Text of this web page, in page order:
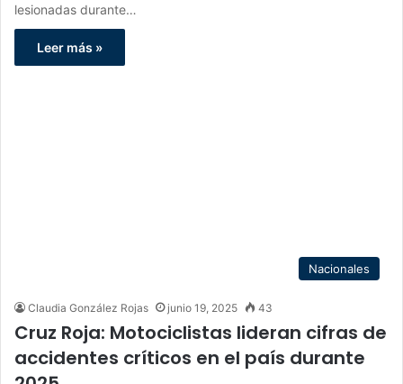
lesionadas durante…
Leer más »
Nacionales
Claudia González Rojas junio 19, 2025 43
Cruz Roja: Motociclistas lideran cifras de
accidentes críticos en el país durante